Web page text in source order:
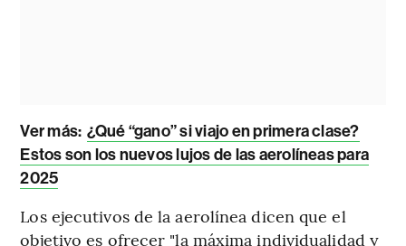
Ver más: ¿Qué “gano” si viajo en primera clase?
Estos son los nuevos lujos de las aerolíneas para
2025
Los ejecutivos de la aerolínea dicen que el
objetivo es ofrecer "la máxima individualidad y